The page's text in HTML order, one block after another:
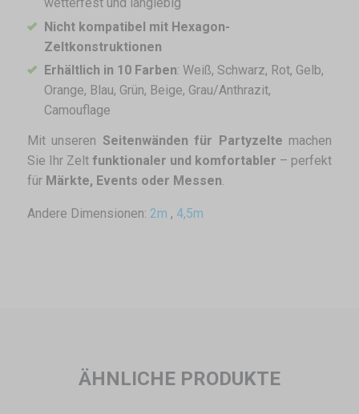
Nicht kompatibel mit Hexagon-
Zeltkonstruktionen
Erhältlich in 10 Farben: Weiß, Schwarz, Rot, Gelb,
Orange, Blau, Grün, Beige, Grau/Anthrazit,
Camouflage
Mit unseren Seitenwänden für Partyzelte machen
Sie Ihr Zelt funktionaler und komfortabler – perfekt
für Märkte, Events oder Messen.
Andere Dimensionen: 2m , 4,5m
ÄHNLICHE PRODUKTE